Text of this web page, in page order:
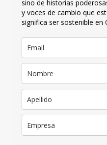
sino de historias
y voces de cambio que
significa ser sostenible en